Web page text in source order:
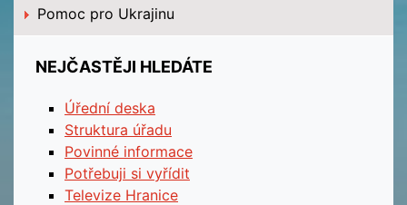
Pomoc pro Ukrajinu
NEJČASTĚJI HLEDÁTE
Úřední deska
Struktura úřadu
Povinné informace
Potřebuji si vyřídit
Televize Hranice